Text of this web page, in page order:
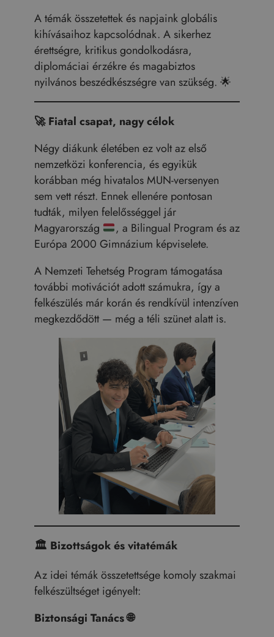
A témák összetettek és napjaink globális
kihívásaihoz kapcsolódnak. A sikerhez
érettségre, kritikus gondolkodásra,
diplomáciai érzékre és magabiztos
nyilvános beszédkészségre van szükség. 🌟
🚀Fiatal csapat, nagy célok
Négy diákunk életében ez volt az első
nemzetközi konferencia, és egyikük
korábban még hivatalos MUN-versenyen
sem vett részt. Ennek ellenére pontosan
tudták, milyen felelősséggel jár
Magyarország
, a Bilingual Program és az
Európa 2000 Gimnázium képviselete.
A Nemzeti Tehetség Program támogatása
további motivációt adott számukra, így a
felkészülés már korán és rendkívül intenzíven
megkezdődött — még a téli szünet alatt is.
🏛️ Bizottságok és vitatémák
Az idei témák összetettsége komoly szakmai
felkészültséget igényelt:
Biztonsági Tanács🌐